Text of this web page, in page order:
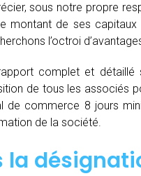
sous notre propre
montant de ses
l’octroi
complet et détaillé
de tous les associés
de commerce 8 jours
de la société.
la